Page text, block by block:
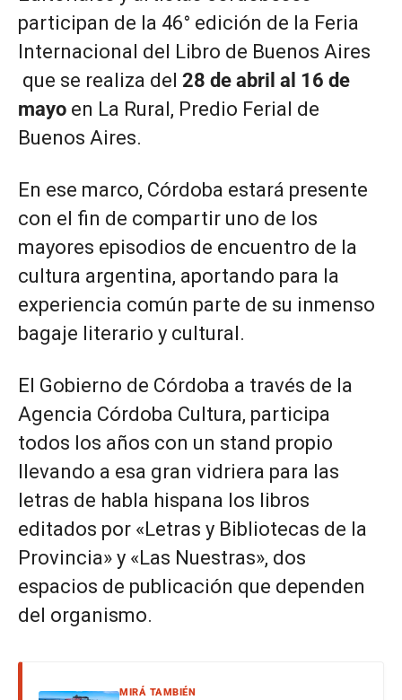
participan de la 46° edición de la Feria
Internacional del Libro de Buenos Aires
que se realiza del 28 de abril al 16 de
mayo en La Rural, Predio Ferial de
Buenos Aires.
En ese marco, Córdoba estará presente
con el fin de compartir uno de los
mayores episodios de encuentro de la
cultura argentina, aportando para la
experiencia común parte de su inmenso
bagaje literario y cultural.
El Gobierno de Córdoba a través de la
Agencia Córdoba Cultura, participa
todos los años con un stand propio
llevando a esa gran vidriera para las
letras de habla hispana los libros
editados por «Letras y Bibliotecas de la
Provincia» y «Las Nuestras», dos
espacios de publicación que dependen
del organismo.
MIRÁ TAMBIÉN